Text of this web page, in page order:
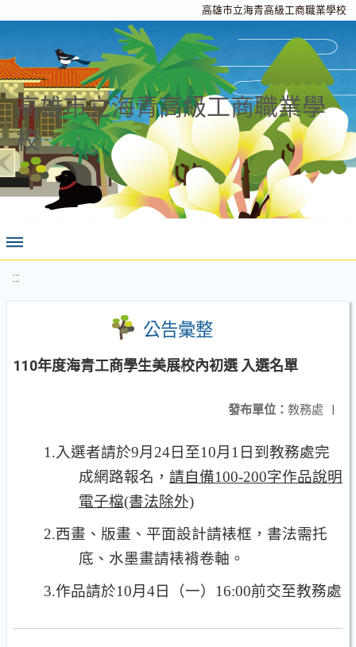
高雄市立海青高級工商職業學校
高雄市立海青高級工商職業學
校
:::
公告彙整
110年度海青工商學生美展校內初選 入選名單
發布單位： 教務處 |
1.入選者請於9月24日至10月1日到教務處完
成網路報名， 請自備100-200字作品說明
電子檔(書法除外)
2.西畫、版畫、平面設計請裱框，書法需托
底、水墨畫請裱褙卷軸。
3.作品請於10月4日（一）16:00前交至教務處